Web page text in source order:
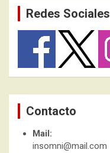
Redes Sociales
Contacto
Mail:
insomni@mail.com